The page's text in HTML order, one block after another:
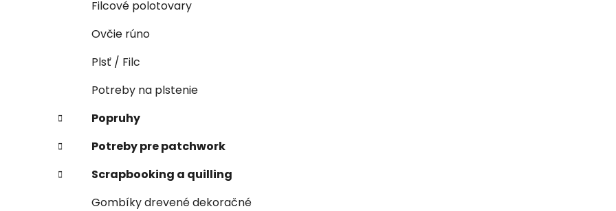
Filcové polotovary
Ovčie rúno
Plsť / Filc
Potreby na plstenie
Popruhy
Potreby pre patchwork
Scrapbooking a quilling
Gombíky drevené dekoračné